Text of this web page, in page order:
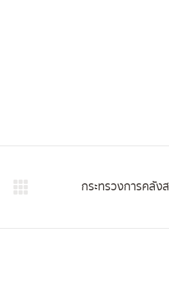
กระทรวงการคลั